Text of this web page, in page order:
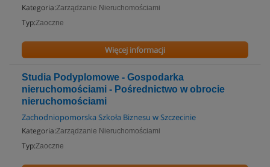
Kategoria:Zarządzanie Nieruchomościami
Typ:Zaoczne
Więcej informacji
Studia Podyplomowe - Gospodarka
nieruchomościami - Pośrednictwo w obrocie
nieruchomościami
Zachodniopomorska Szkoła Biznesu w Szczecinie
Kategoria:Zarządzanie Nieruchomościami
Typ:Zaoczne